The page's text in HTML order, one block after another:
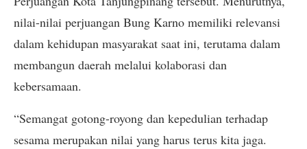
nilai-nilai perjuangan Bung Karno memiliki relevansi
dalam kehidupan masyarakat saat ini, terutama dalam
membangun daerah melalui kolaborasi dan
kebersamaan.
“Semangat gotong-royong dan kepedulian terhadap
sesama merupakan nilai yang harus terus kita jaga.